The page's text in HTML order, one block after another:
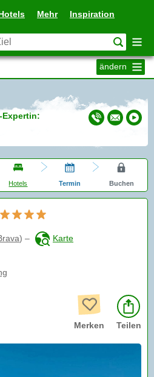
Mehr Inspiration
ändern
Expertin:
Hotels Termin Buchen
) – Karte
Merken Teilen